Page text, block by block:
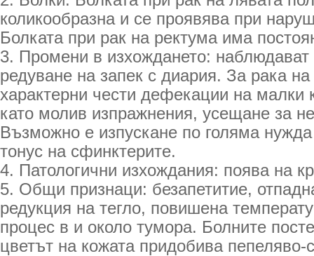
коликообразна и се проявява при
Болката при рак на ректума има
3. Промени в изхождането: наблюдават
редуване на запек с диария. За рака
характерни чести дефекации на малки
като молив изпражнения, усещане за
Възможно е изпускане по голяма
тонус на сфинктерите.
4. Патологични изхождания: поява на
5. Общи признаци: безапетитие,
редукция на тегло, повишена
процес в и около тумора. Болните
цветът на кожата придобива пепеляво-